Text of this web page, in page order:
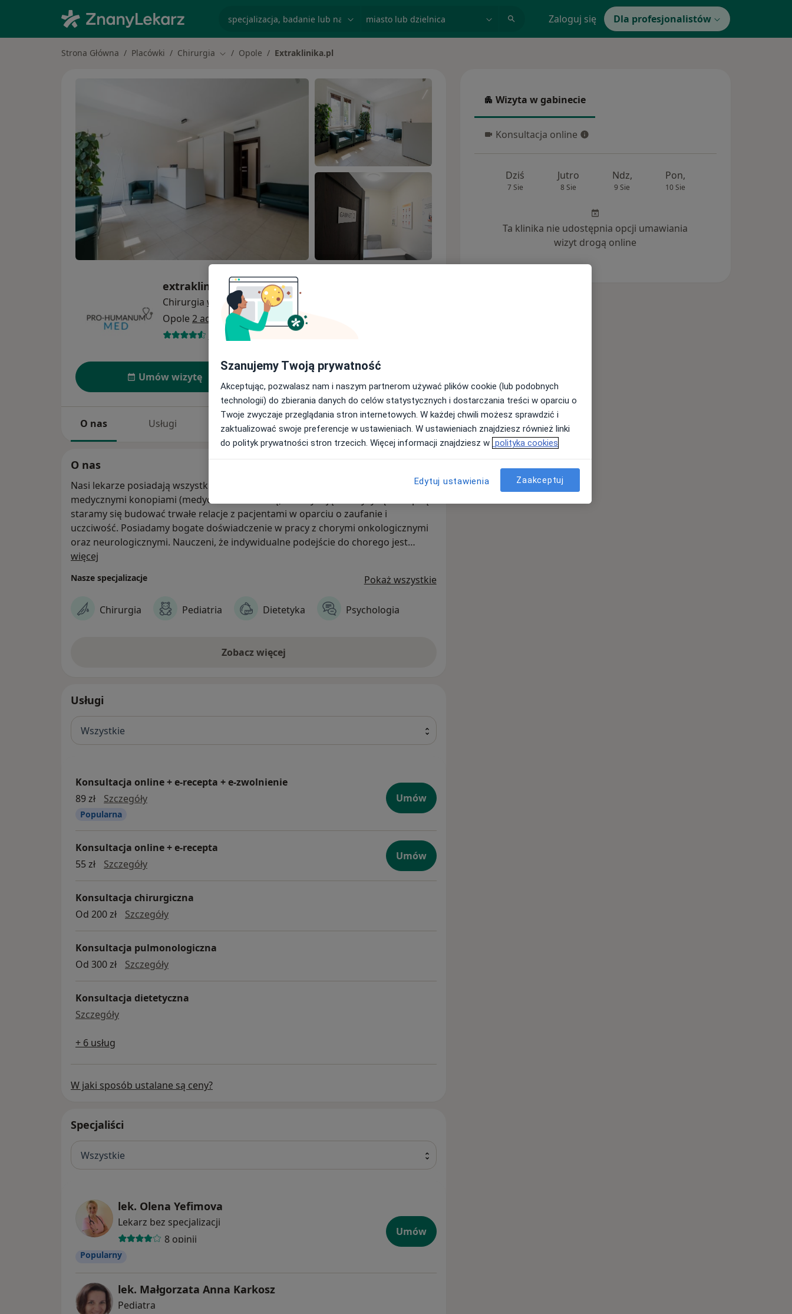
Zaloguj się Dla profesjonalistów
Strona Główna Placówki Chirurgia Zmień miasto
Opole Extraklinika.pl
extraklinika.pl
Chirurgia więcej
Opole 2 adresy
44 opinie
Umów wizytę
O nas Usługi Specjaliści Adresy Opinie
O nas
Nasi lekarze posiadają wszystkie kwalifikacje i umiejętności niezbędne do leczenia
medycznymi konopiami (medyczna marihuaną). Praktykując medycynę konopną
staramy się budować trwałe relacje z pacjentami w oparciu o zaufanie i
uczciwość.​ Posiadamy bogate doświadczenie w pracy z chorymi onkologicznymi
oraz neurologicznymi. Nauczeni, że indywidualne podejście do chorego jest
kluczem w doborze skutecznej terapii, poświęcamy uwagę każdemu detalowi .
więcej
Nasze specjalizacje Pokaż wszystkie
Chirurgia Pediatria Dietetyka Psychologia
Zobacz więcej
Usługi
Wszystkie
Konsultacja online + e-recepta + e-zwolnienie
89 zł
Szczegółykonsultacja online + e-recepta + e-zwolnienie
Popularna
Umów
Konsultacja online + e-recepta
55 zł
Szczegółykonsultacja online + e-recepta
Umów
Konsultacja chirurgiczna
Od 200 zł
SzczegółyKonsultacja chirurgiczna
Konsultacja pulmonologiczna
Od 300 zł
SzczegółyKonsultacja pulmonologiczna
Konsultacja dietetyczna
SzczegółyKonsultacja dietetyczna
+ 6 usług
W jaki sposób ustalane są ceny?
Specjaliści
Wszystkie
lek. Olena Yefimova
Lekarz bez specjalizacji
8 opinii
Popularny
Umów
lek. Małgorzata Anna Karkosz
Pediatra
Wizyta w gabinecie
Wizyta w gabinecie
Konsultacja online
Konsultacja online
Dziś
7 Sie
Jutro
8 Sie
Ndz,
9 Sie
Pon,
10 Sie
Ta klinika nie udostępnia opcji umawiania
wizyt drogą online
Szanujemy Twoją prywatność
Akceptując, pozwalasz nam i naszym partnerom używać plików cookie (lub podobnych
technologii) do zbierania danych do celów statystycznych i dostarczania treści w oparciu o
Twoje zwyczaje przeglądania stron internetowych. W każdej chwili możesz sprawdzić i
zaktualizować swoje preferencje w ustawieniach. W ustawieniach znajdziesz również linki
do polityk prywatności stron trzecich. Więcej informacji znajdziesz w polityka cookies
Edytuj ustawienia Zaakceptuj